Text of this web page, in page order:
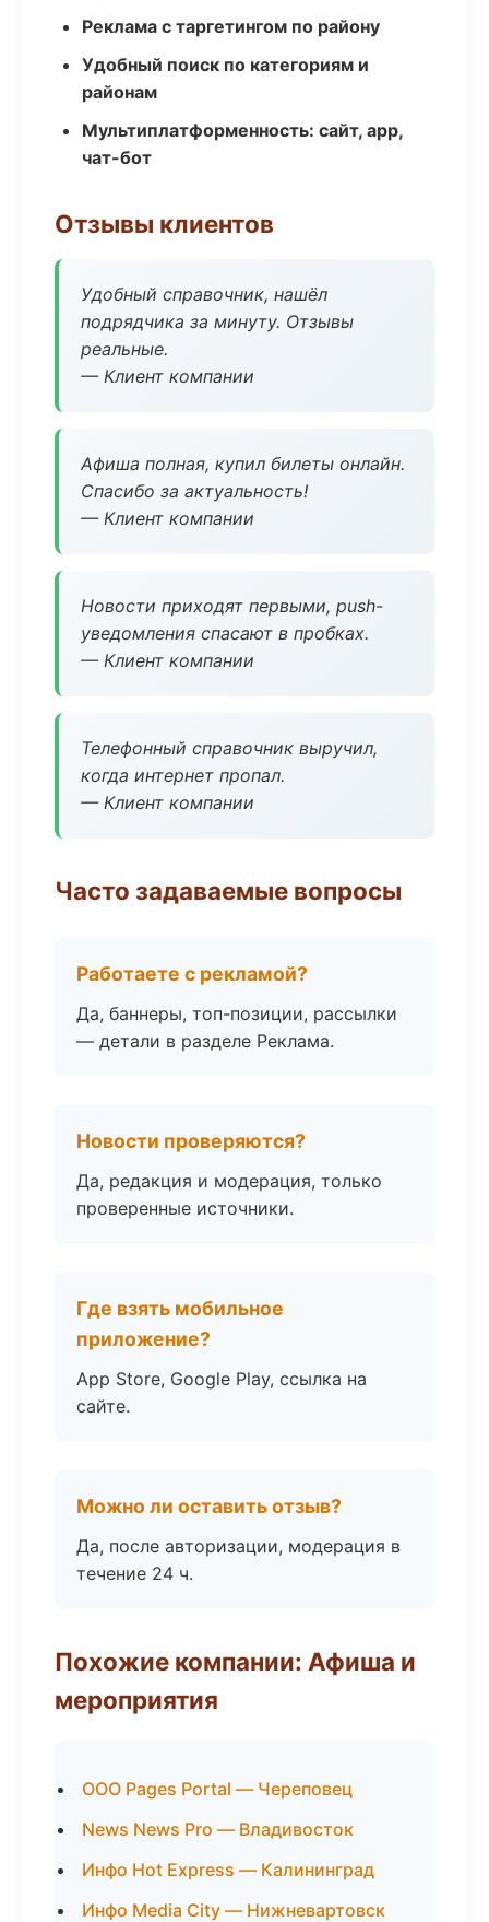
Реклама с таргетингом по району
Удобный поиск по категориям и
районам
Мультиплатформенность: сайт, app,
чат-бот
Отзывы клиентов
Удобный справочник, нашёл
подрядчика за минуту. Отзывы
реальные.
— Клиент компании
Афиша полная, купил билеты онлайн.
Спасибо за актуальность!
— Клиент компании
Новости приходят первыми, push-
уведомления спасают в пробках.
— Клиент компании
Телефонный справочник выручил,
когда интернет пропал.
— Клиент компании
Часто задаваемые вопросы
Работаете с рекламой?
Да, баннеры, топ-позиции, рассылки
— детали в разделе Реклама.
Новости проверяются?
Да, редакция и модерация, только
проверенные источники.
Где взять мобильное
приложение?
App Store, Google Play, ссылка на
сайте.
Можно ли оставить отзыв?
Да, после авторизации, модерация в
течение 24 ч.
Похожие компании: Афиша и
мероприятия
ООО Pages Portal — Череповец
News News Pro — Владивосток
Инфо Hot Express — Калининград
Инфо Media City — Нижневартовск